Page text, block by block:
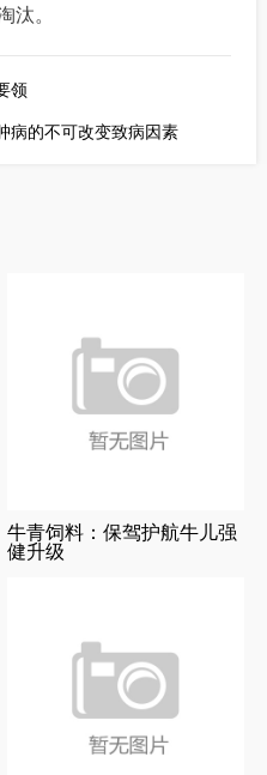
。
领
病的不可改变致病因素
牛青饲料：保驾护航牛儿强
健升级